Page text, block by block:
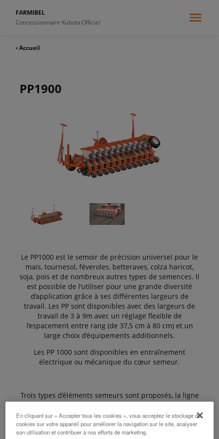
FARMIBEL
Concessionnaire Kubota Officiel
‹ Accueil
PP1900
Le PP1000 est le semoir de précision universel pour le
maïs, tournesol, féveroles, betteraves, colza haricot,
soja, pois et de nombreux autres types de semences. Il
est possible de l’utiliser pour une grande diversité
d’application grâce à ses différentes largeurs de
travail. Les PP sont disponibles avec des largeurs de
travail de 3 à 9m avec un réglage flexible de
l’espacement entre rang (de 37,5 cm à 80 cm) et un
large choix d’équipements additionnels.
Les PP 1000 sont disponibles en entraînement
électrique ou mécanique du cœur semeur.
Trois types d’éléments semeurs sont proposés, la ligne
soc, la ligne tandem et l’élément semeur HD II.
En cliquant sur « Accepter tous les cookies », vous acceptez le stockage de
cookies sur votre appareil pour améliorer la navigation sur le site, analyser
son utilisation et contribuer à nos efforts de marketing.